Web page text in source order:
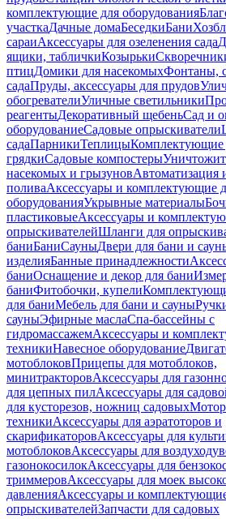
комплектующие для оборудования
участкаДачные домаБеседкиБани
сараиАксессуары для озеленения сада
ящики, табличкиКозырьки
птицДомики для насекомыхФонтаны,
садаПруды, аксессуары для прудов
обогревателиУличные светильники
реагентыДекоративный щебеньСад и
оборудованиеСадовые опрыскиватели
садаПарникиТеплицыКомплектующие
грядкиСадовые компостеры
насекомых и грызуновАвтоматизация
поливаАксессуары и комплектующие
оборудованияУкрывные материалы
пластиковыеАксессуары и
опрыскивателейШланги для
баниБаниСауныДвери для бани и
изделияБанные принадлежности
баниОснащение и декор для бани
баниФитобочки, купели
для баниМебель для бани и сауны
сауныЭфирные маслаСпа-бассейны с
гидромассажемАксессуары и
техникиНавесное оборудование
мотоблоковПрицепы для мотоблоков,
минитракторовАксессуары для
для цепных пилАксессуары для
для кусторезов, ножниц садовых
техникиАксессуары для аэратоторов и
скарификаторовАксессуары для
мотоблоковАксессуары для
газонокосилокАксессуары для
триммеровАксессуары для моек
давленияАксессуары и
опрыскивателейЗапчасти для садовых